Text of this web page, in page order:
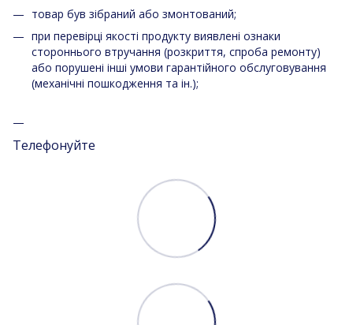
товар був зібраний або змонтований;
при перевірці якості продукту виявлені ознаки
стороннього втручання (розкриття, спроба ремонту)
або порушені інші умови гарантійного обслуговування
(механічні пошкодження та ін.);
Телефонуйте